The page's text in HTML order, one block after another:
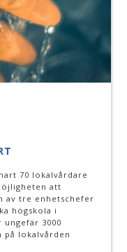
70 lokalvårdare
att
av tre enhetschefer
högskola i
3000
på lokalvården